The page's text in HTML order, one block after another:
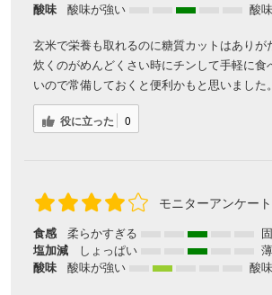
酸味
酸味が強い 酸
玄米で栄養も取れるのに糖質カットはありが
炊くのがめんどくさい時にチンして手軽に食
いので常備しておくと便利かもと思いました。
役に立った 0
モニターアンケー
食感 柔らかすぎる
塩加減
しょっぱい
酸味
酸味が強い 酸